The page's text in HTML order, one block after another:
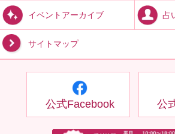
イベントアーカイブ 占
サイトマップ
公式Facebook 公